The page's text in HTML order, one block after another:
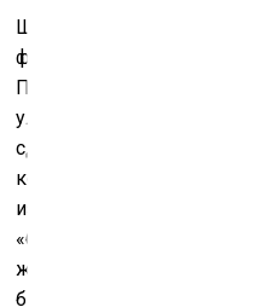
Школьник был одним из
футуристического
Провозгласив выход
улицах и площадях свои
сделали первый шаг в
которая отличала авангард
известный отрыв от земли и
«безбытность» очень
житейской инерцией.
были вышиты мастерицами